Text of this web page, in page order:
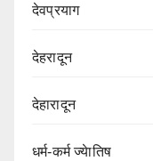
देवप्रयाग
देहरादून
देहारादून
धर्म-कर्म ज्येातिष